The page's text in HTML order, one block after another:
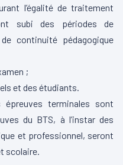
l’égalité de traitement
subi des périodes de
continuité pédagogique
;
et des étudiants.
terminales sont
du BTS, à l’instar des
et professionnel, seront
scolaire.